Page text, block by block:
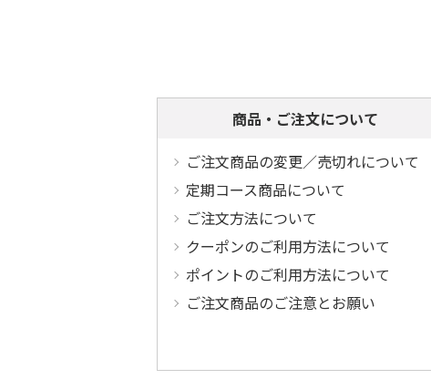
商品・ご注文について
ご注文商品の変更／売切れについて
定期コース商品について
ご注文方法について
クーポンのご利用方法について
ポイントのご利用方法について
ご注文商品のご注意とお願い